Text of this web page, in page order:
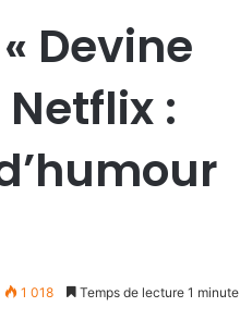
Devine
:
1 018 Temps de lecture 1 minute